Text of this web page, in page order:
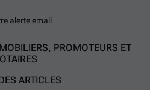
alerte email
PROMOTEURS ET
ARTICLES